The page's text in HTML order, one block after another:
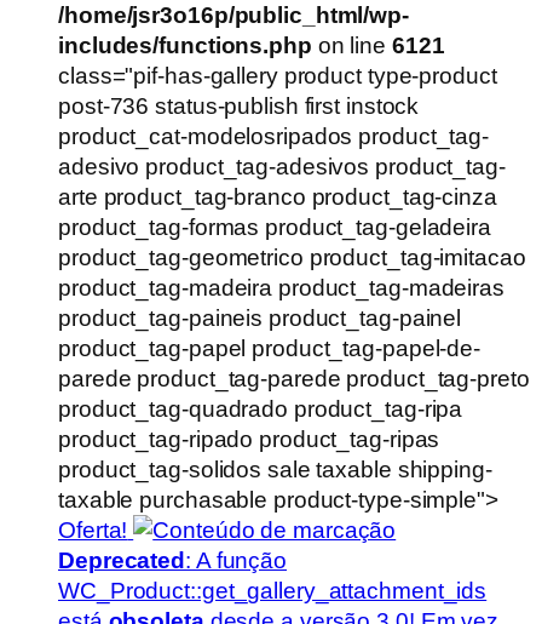
/home/jsr3o16p/public_html/wp-
includes/functions.php on line 6121
class="pif-has-gallery product type-product
post-736 status-publish first instock
product_cat-modelosripados product_tag-
adesivo product_tag-adesivos product_tag-
arte product_tag-branco product_tag-cinza
product_tag-formas product_tag-geladeira
product_tag-geometrico product_tag-imitacao
product_tag-madeira product_tag-madeiras
product_tag-paineis product_tag-painel
product_tag-papel product_tag-papel-de-
parede product_tag-parede product_tag-preto
product_tag-quadrado product_tag-ripa
product_tag-ripado product_tag-ripas
product_tag-solidos sale taxable shipping-
taxable purchasable product-type-simple">
Oferta!
Deprecated : A função
WC_Product::get_gallery_attachment_ids